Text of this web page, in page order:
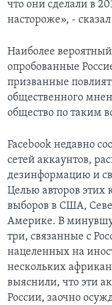
что они сделали в
настороже», - сказал
Наиболее
опробованные
призванные
общественного
общество по таким
Facebook недавно
сетей аккаунтов,
дезинформацию и
Целью авторов
выборов в США,
Америке. В
три, связанные с
нацеленных на
нескольких
выяснили, что эти
России, заочно